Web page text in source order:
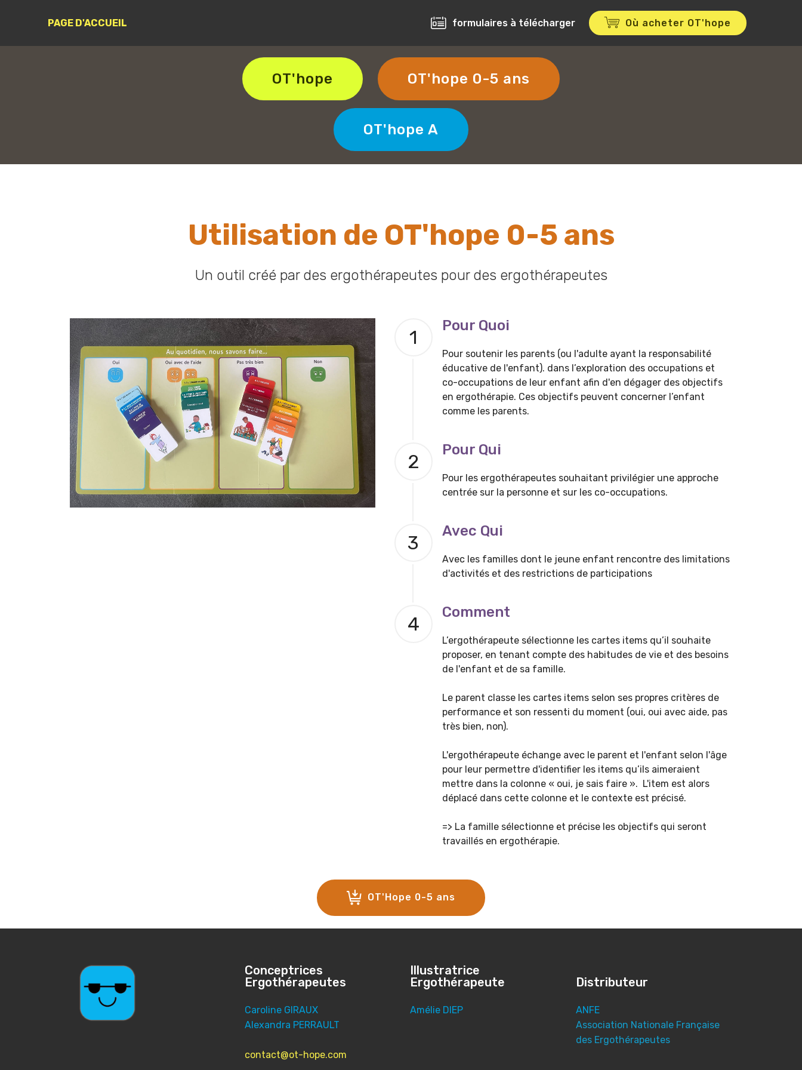
PAGE D'ACCUEIL formulaires à télécharger Où acheter OT'hope
OT'hope OT'hope 0-5 ans
OT'hope A
Utilisation de OT'hope 0-5 ans
Un outil créé par des ergothérapeutes pour des ergothérapeutes
1
Pour Quoi
Pour soutenir les parents (ou l'adulte ayant la responsabilité
éducative de l'enfant). dans l’exploration des occupations et
co-occupations de leur enfant afin d'en dégager des objectifs
en ergothérapie. Ces objectifs peuvent concerner l’enfant
comme les parents.
2
Pour Qui
Pour les ergothérapeutes souhaitant privilégier une approche
centrée sur la personne et sur les co-occupations.
3
Avec Qui
Avec les familles dont le jeune enfant rencontre des limitations
d'activités et des restrictions de participations
4
Comment
L’ergothérapeute sélectionne les cartes items qu’il souhaite
proposer, en tenant compte des habitudes de vie et des besoins
de l'enfant et de sa famille.
Le parent classe les cartes items selon ses propres critères de
performance et son ressenti du moment (oui, oui avec aide, pas
très bien, non).
L'ergothérapeute échange avec le parent et l'enfant selon l'âge
pour leur permettre d'identifier les items qu’ils aimeraient
mettre dans la colonne « oui, je sais faire ». L'item est alors
déplacé dans cette colonne et le contexte est précisé.
=> La famille sélectionne et précise les objectifs qui seront
travaillés en ergothérapie.
OT'Hope 0-5 ans
Conceptrices
Ergothérapeutes
Caroline GIRAUX
Alexandra PERRAULT
contact@ot-hope.com
Illustratrice
Ergothérapeute
Amélie DIEP
Distributeur
ANFE
Association Nationale Française
des Ergothérapeutes